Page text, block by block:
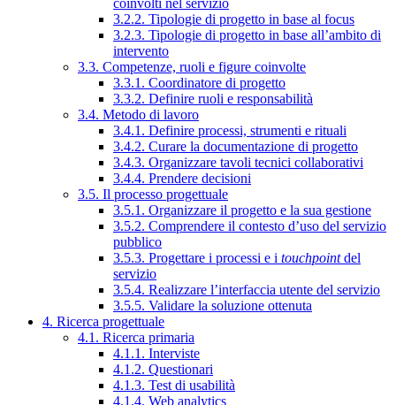
coinvolti nel servizio
3.2.2. Tipologie di progetto in base al focus
3.2.3. Tipologie di progetto in base all’ambito di
intervento
3.3. Competenze, ruoli e figure coinvolte
3.3.1. Coordinatore di progetto
3.3.2. Definire ruoli e responsabilità
3.4. Metodo di lavoro
3.4.1. Definire processi, strumenti e rituali
3.4.2. Curare la documentazione di progetto
3.4.3. Organizzare tavoli tecnici collaborativi
3.4.4. Prendere decisioni
3.5. Il processo progettuale
3.5.1. Organizzare il progetto e la sua gestione
3.5.2. Comprendere il contesto d’uso del servizio
pubblico
3.5.3. Progettare i processi e i touchpointdel
servizio
3.5.4. Realizzare l’interfaccia utente del servizio
3.5.5. Validare la soluzione ottenuta
4. Ricerca progettuale
4.1. Ricerca primaria
4.1.1. Interviste
4.1.2. Questionari
4.1.3. Test di usabilità
4.1.4. Web analytics